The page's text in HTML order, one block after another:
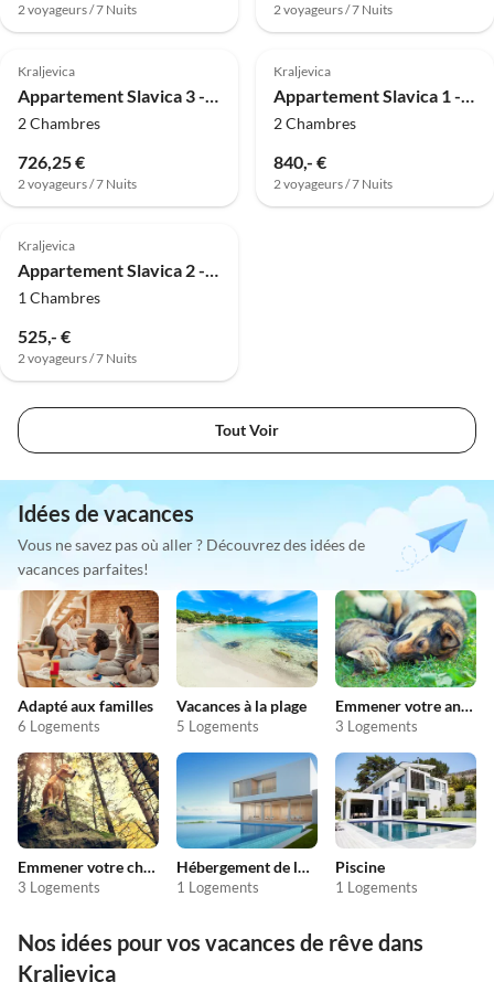
2 voyageurs / 7 Nuits 2 voyageurs / 7 Nuits
Kraljevica
Appartement Slavica 3 - Soleil Jaune
2 Chambres
726,25 €
2 voyageurs / 7 Nuits
Kraljevica
Appartement Slavica 1 - Paradis Rouge
2 Chambres
840,- €
2 voyageurs / 7 Nuits
Kraljevica
Appartement Slavica 2 - Rêve Bleu
1 Chambres
525,- €
2 voyageurs / 7 Nuits
Tout Voir
Idées de vacances
Vous ne savez pas où aller ? Découvrez des idées de
vacances parfaites!
Adapté aux familles
6 Logements
Vacances à la plage
5 Logements
Emmener votre animal en vacances
3 Logements
Emmener votre chien en vacances
3 Logements
Hébergement de luxe
1 Logements
Piscine
1 Logements
Nos idées pour vos vacances de rêve dans
Kraljevica